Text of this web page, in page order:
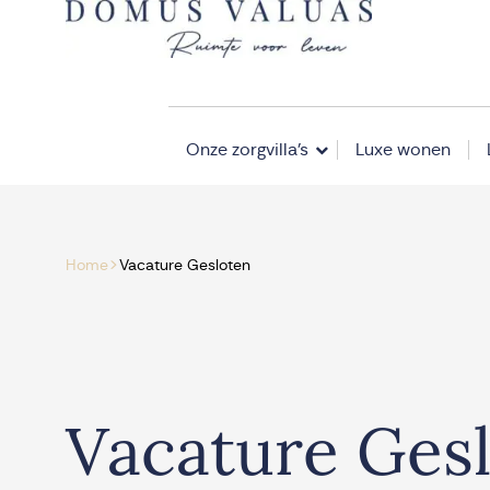
Navigatie overslaan
Onze zorgvilla’s Luxe wonen
Home> Vacature Gesloten
Vacature